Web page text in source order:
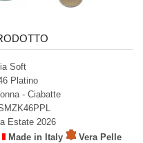
Soft
Platino
- Ciabatte
Estate 2026
Made in Italy
Vera Pelle